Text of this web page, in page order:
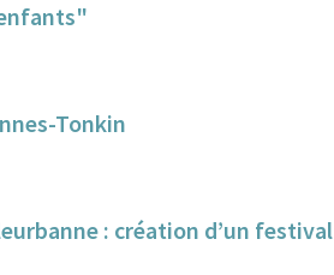
Tonkin
: création d’un festival